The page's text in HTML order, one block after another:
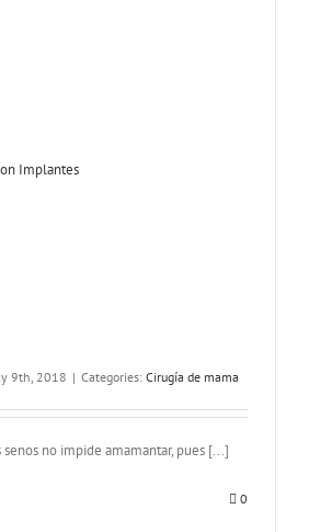
Implantes
9th, 2018 | Categories: Cirugía de mama
no impide amamantar, pues [...]
0